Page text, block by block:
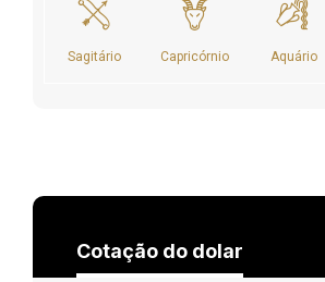
Cotação do dolar